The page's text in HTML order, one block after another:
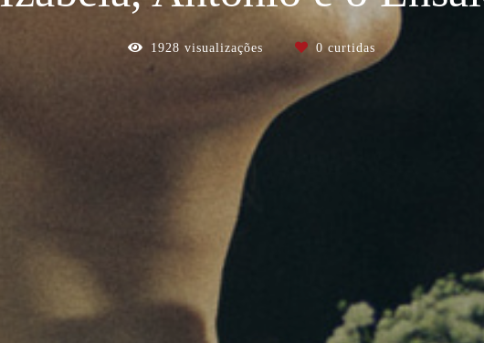
1928 visualizações 0 curtidas